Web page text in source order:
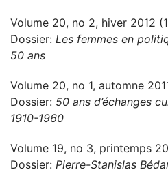
Volume 20, no 2, hiver 2012
Dossier: Les femmes en
50 ans
Volume 20, no 1, automne
Dossier: 50 ans d’échanges
1910-1960
Volume 19, no 3, printemps
Dossier: Pierre-Stanislas